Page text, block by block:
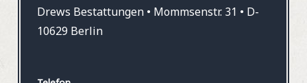
Drews Bestattungen • Mommsenstr. 31 • D-
10629 Berlin